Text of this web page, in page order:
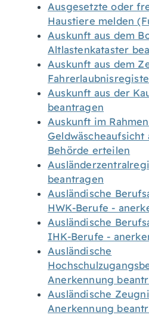
Ausgesetzte oder
Haustiere melden
Auskunft aus dem
Altlastenkataster
Auskunft aus dem
Auskunft aus der
beantragen
Auskunft im
Behörde erteilen
beantragen
Ausländische
HWK-Berufe -
Ausländische
IHK-Berufe -
Ausländische
Anerkennung
Ausländische
Anerkennung